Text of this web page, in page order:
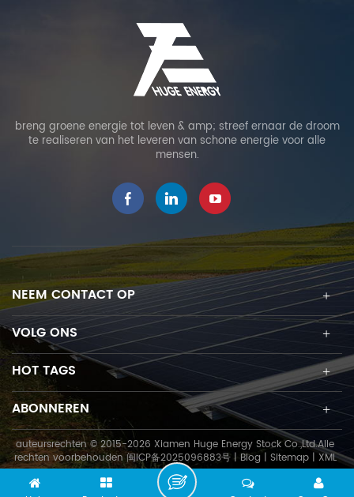
breng groene energie tot leven & amp; streef ernaar de droom
te realiseren van het leveren van schone energie voor alle
mensen.
NEEM CONTACT OP
VOLG ONS
HOT TAGS
ABONNEREN
auteursrechten © 2015-2026 Xiamen Huge Energy Stock Co.,Ltd.Alle
rechten voorbehouden 闽ICP备2025096883号|Blog | Sitemap| XML